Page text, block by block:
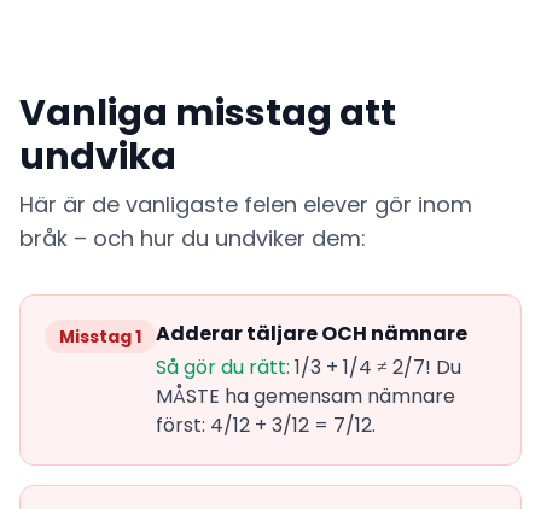
Vanliga misstag att
undvika
Här är de vanligaste felen elever gör inom
bråk – och hur du undviker dem:
Misstag 1 Adderar täljare OCH nämnare
Så gör du rätt: 1/3 + 1/4 ≠ 2/7! Du
MÅSTE ha gemensam nämnare
först: 4/12 + 3/12 = 7/12.